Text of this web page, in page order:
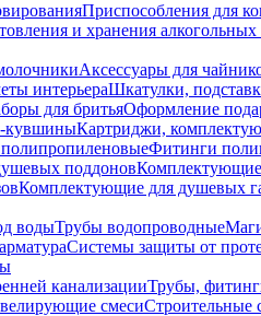
Приспособления для
и хранения алкогольных
Аксессуары для
интерьераШкатулки,
для бритьяОформление
кувшиныКартриджи,
Фитинги
поддонов
Комплектующие для душевых
водыТрубы водопроводные
Системы защиты от
канализацииТрубы,
смесиСтроительные